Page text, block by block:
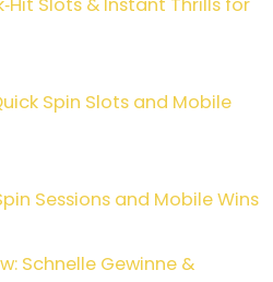
Slots & Instant Thrills for
Spin Slots and Mobile
Sessions and Mobile Wins
Schnelle Gewinne &